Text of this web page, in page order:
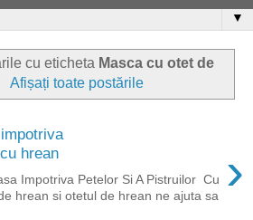
▼
cu eticheta Masca cu otet de
Afișați toate postările
hrean
›
Impotriva Petelor Si A Pistruilor Cu
si otetul de hrean ne ajuta sa